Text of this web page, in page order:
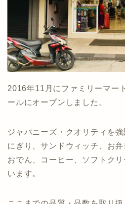
2016年11月にファミリーマー
ールにオープンしました。
ジャパニーズ・クオリティを
にぎり、サンドウィッチ、お弁
おでん、コーヒー、ソフトク
います。